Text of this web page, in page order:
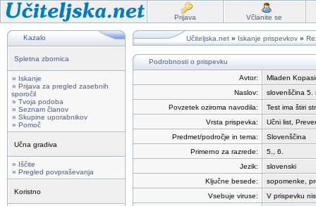
Prijava Včlanite se
Kazalo
Spletna zbornica
» Iskanje
» Prijava za pregled zasebnih
sporočil
» Tvoja podoba
» Seznam članov
» Skupine uporabnikov
» Pomoč
Učna gradiva
» Iščite
» Pregled povpraševanja
Koristno
Učiteljska.net » Iskanje prispevkov »
Podrobnosti o prispevku
Avtor:
Mladen
Naslov:
slovenščina 5.
Povzetek oziroma navodila:
Test ima štiri
Vrsta prispevka:
Učni list,
Predmet/področje in tema:
Slovenščina
Primerno za razrede:
5., 6.
Jezik:
slovenski
Ključne besede:
sopomenke,
Vsebuje viruse:
V prispevku